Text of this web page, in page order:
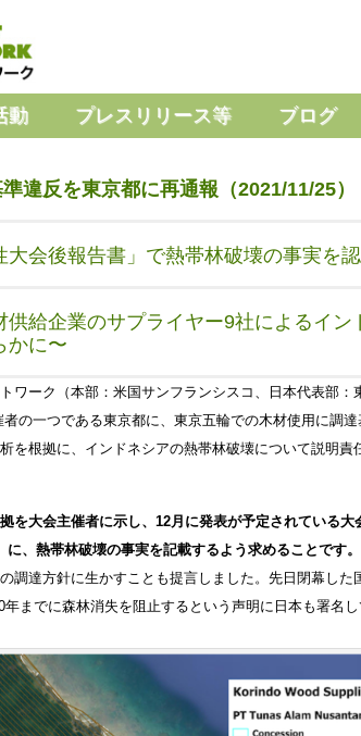
動 プレスリリース等 ブログ
違反を東京都に再通報（2021/11/25）
会後報告書」で熱帯林破壊の事実を
給企業のサプライヤー9社による イン
かに〜
ワーク（本部：米国サンフランシスコ、日本代表部：
の一つである東京都に、東京五輪での木材使用に調
を根拠に、インドネシアの熱帯林破壊について説明責
を大会主催者に示し、12月に発表が予定されている大
に、熱帯林破壊の事実を記載するよう求めることです。
調達方針に生かすことも提言しました。先日閉幕した
までに森林消失を阻止するという声明に日本も署名し